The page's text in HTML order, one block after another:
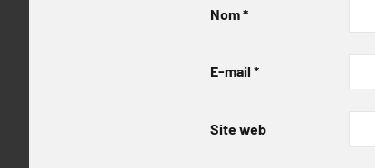
Nom*
E-mail *
Site web